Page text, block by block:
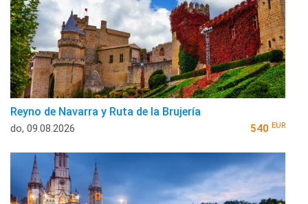
Reyno de Navarra y Ruta de la Brujería
do, 09.08.2026 540 EUR